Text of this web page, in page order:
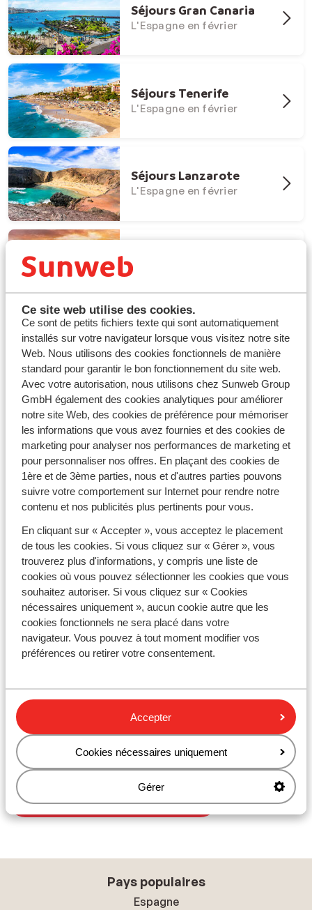
Ce site web utilise des cookies.
Ce sont de petits fichiers texte qui sont automatiquement
installés sur votre navigateur lorsque vous visitez notre site
Web. Nous utilisons des cookies fonctionnels de manière
standard pour garantir le bon fonctionnement du site web.
Avec votre autorisation, nous utilisons chez Sunweb Group
GmbH également des cookies analytiques pour améliorer
notre site Web, des cookies de préférence pour mémoriser
les informations que vous avez fournies et des cookies de
marketing pour analyser nos performances de marketing et
pour personnaliser nos offres. En plaçant des cookies de
1ère et de 3ème parties, nous et d'autres parties pouvons
suivre votre comportement sur Internet pour rendre notre
contenu et nos publicités plus pertinents pour vous.
En cliquant sur « Accepter », vous acceptez le placement
de tous les cookies. Si vous cliquez sur « Gérer », vous
trouverez plus d'informations, y compris une liste de
cookies où vous pouvez sélectionner les cookies que vous
souhaitez autoriser. Si vous cliquez sur « Cookies
nécessaires uniquement », aucun cookie autre que les
cookies fonctionnels ne sera placé dans votre
navigateur. Vous pouvez à tout moment modifier vos
préférences ou retirer votre consentement.
Accepter
Cookies nécessaires uniquement
Gérer
Séjours Gran Canaria
L'Espagne en février
Séjours Tenerife
L'Espagne en février
Séjours Lanzarote
L'Espagne en février
L'Égypte en février
Où partir au soleil en février : Les
destinations incontournables
En février, vous avez également la possibilité de choisir
parmi de nombreuses destinations ensoleillées où il
fait bon séjourner. Vous vous demandez où partir pour
vos vacances de février 2026 ? Lanzarote, Tenerife,
Marsa Alam ; voilà quelques endroits où profiter d'un
agréable climat et de vacances à la mer mémorables. Si
séjour de dernière minuteen février. De quoi s’assurer
un départ dans la belle méditerranée sous 6 semaines.
En famille, faites alors le choix d'un pays chaud pour
une pause au soleil méritée lors desvacances
scolaires d'hiver. Vous souhaitez savoiroù il fait le plus
chaud en février? Découvrez vite notreguide météo
Pour des vacances de février au soleil
inoubliables
Février incarne le mois parfait pour s'évader en
venir. C'est l'occasion propice pour se ressourcer lors
d'un séjour ensoleillé mérité. Profitez de plages
désertes et d’attractions peu fréquentées pour une
virée au soleil à prix attractif. N’attendez pas l’arrivée
du printemps pour recharger vos batteries, à vous les
joies d’
un hiver au soleil!
Voir tous les séjours en février
Pays populaires
Espagne